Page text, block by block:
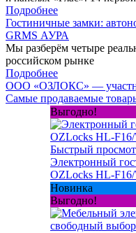
Подробнее
Гостиничные замки:
GRMS АУРА
Мы разберём четыре
российском рынке
Подробнее
ООО «ОЗЛОКС» —
Самые продаваемые
Выгодно!
Быстрый
Электронный
OZLocks HL-
Новинка
Выгодно!